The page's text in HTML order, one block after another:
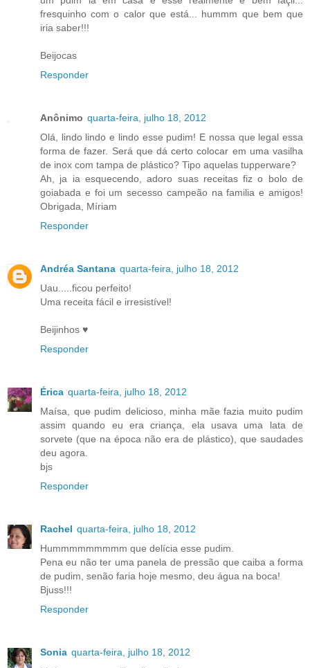
fresquinho com o calor que está... hummm que bem que
iria saber!!!
Beijocas
Responder
Anônimo quarta-feira, julho 18, 2012
Olá, lindo lindo e lindo esse pudim! E nossa que legal essa
forma de fazer. Será que dá certo colocar em uma vasilha
de inox com tampa de plástico? Tipo aquelas tupperware?
Ah, ja ia esquecendo, adoro suas receitas fiz o bolo de
goiabada e foi um secesso campeão na familia e amigos!
Obrigada, Míriam
Responder
Andréa Santana quarta-feira, julho 18, 2012
Uau.....ficou perfeito!
Uma receita fácil e irresistível!
Beijinhos ♥
Responder
Érica quarta-feira, julho 18, 2012
Maísa, que pudim delicioso, minha mãe fazia muito pudim
assim quando eu era criança, ela usava uma lata de
sorvete (que na época não era de plástico), que saudades
deu agora.
bjs
Responder
Rachel quarta-feira, julho 18, 2012
Hummmmmmmmm que delícia esse pudim.
Pena eu não ter uma panela de pressão que caiba a forma
de pudim, senão faria hoje mesmo, deu água na boca!
Bjuss!!!
Responder
Sonia quarta-feira, julho 18, 2012